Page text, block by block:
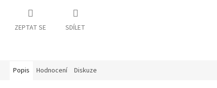
ZEPTAT SE SDÍLET
Popis Hodnocení Diskuze